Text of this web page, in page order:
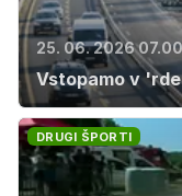
25. 06. 2026 07.00
Vstopamo v
DRUGI ŠPORTI